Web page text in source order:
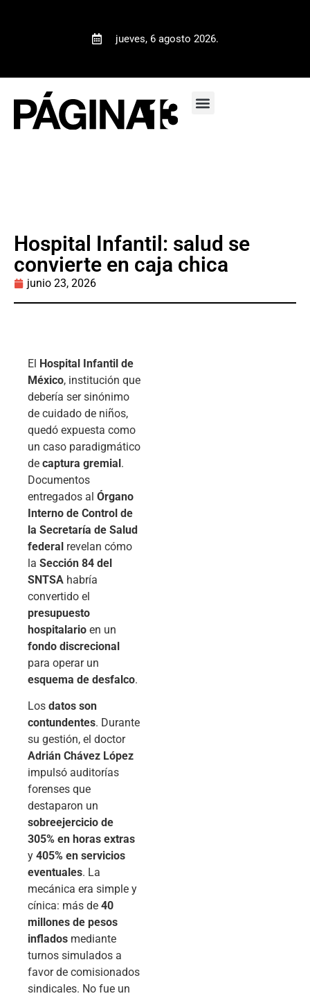
jueves, 6 agosto 2026.
Hospital Infantil: salud se
convierte en caja chica
junio 23, 2026
El Hospital Infantil de
México, institución que
debería ser sinónimo
de cuidado de niños,
quedó expuesta como
un caso paradigmático
de captura gremial.
Documentos
entregados al Órgano
Interno de Control de
la Secretaría de Salud
federal revelan cómo
la Sección 84 del
SNTSA habría
convertido el
presupuesto
hospitalario en un
fondo discrecional
para operar un
esquema de desfalco.
Los datos son
contundentes. Durante
su gestión, el doctor
Adrián Chávez López
impulsó auditorías
forenses que
destaparon un
sobreejercicio de
305% en horas extras
y 405% en servicios
eventuales. La
mecánica era simple y
cínica: más de 40
millones de pesos
inflados mediante
turnos simulados a
favor de comisionados
sindicales. No fue un